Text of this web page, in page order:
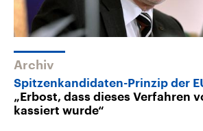
Archiv
Spitzenkandidaten-Prinzip der
„Erbost, dass dieses Verfahren
kassiert wurde“